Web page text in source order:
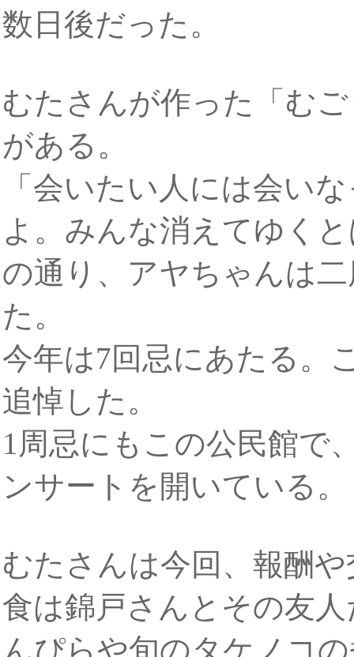
数日後だった。
むたさんが作った「む
がある。
「会いたい人には会い
よ。みんな消えてゆく
の通り、アヤちゃんは
た。
今年は7回忌にあたる。
追悼した。
1周忌にもこの公民館で
ンサートを開いている。
むたさんは今回、報酬
食は錦戸さんとその友
んぴらや旬のタケノコ